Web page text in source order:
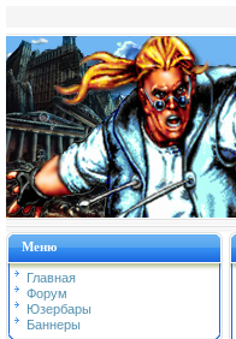
Меню
Главная
Форум
Юзербары
Баннеры